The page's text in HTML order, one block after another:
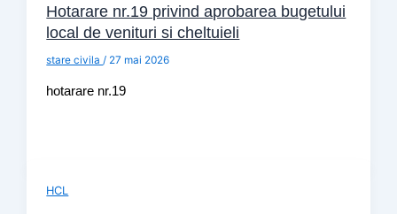
Hotarare nr.19 privind aprobarea bugetului
local de venituri si cheltuieli
stare civila / 27 mai 2026
hotarare nr.19
HCL